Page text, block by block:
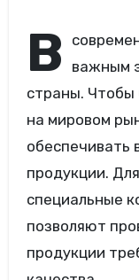
В
важным
страны. Чтобы
на мировом
обеспечивать
продукции.
специальные
позволяют
продукции